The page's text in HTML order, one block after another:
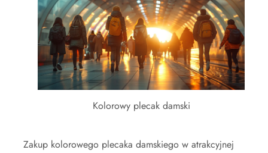
Kolorowy plecak damski
Zakup kolorowego plecaka damskiego w atrakcyjnej